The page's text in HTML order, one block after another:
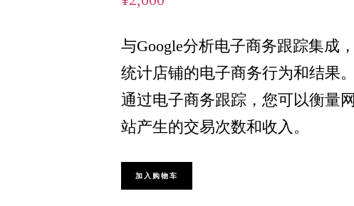
与Google分析电子商务跟踪集成，
统计店铺的电子商务行为和结果。
通过电子商务跟踪，您可以衡量网
站产生的交易次数和收入。
Google
加入购物车